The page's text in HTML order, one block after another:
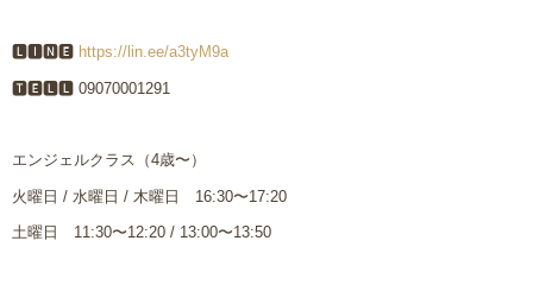
🅻🅸🅽🅴 https://lin.ee/a3tyM9a
🆃🅴🅻🅻 09070001291
エンジェルクラス（4歳〜）
火曜日 / 水曜日 / 木曜日 16:30〜17:20
土曜日 11:30〜12:20 / 13:00〜13:50